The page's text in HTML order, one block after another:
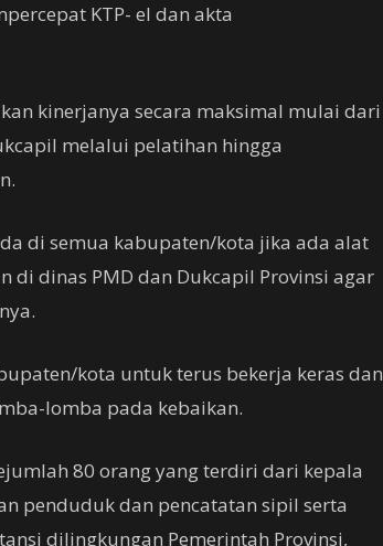
KTP- el dan akta
kinerjanya secara maksimal mulai dari
melalui pelatihan hingga
di semua kabupaten/kota jika ada alat
di dinas PMD dan Dukcapil Provinsi agar
kota untuk terus bekerja keras dan
lomba pada kebaikan.
80 orang yang terdiri dari kepala
penduduk dan pencatatan sipil serta
dilingkungan Pemerintah Provinsi,